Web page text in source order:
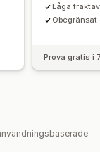
Låga
Prova gratis i